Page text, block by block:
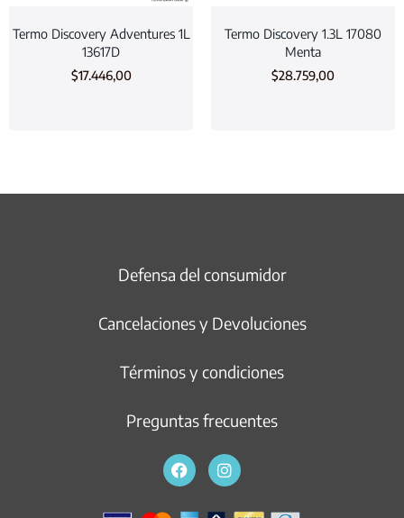
Termo Discovery Adventures 1L
13617D
$17.446,00
Termo Discovery 1.3L 17080
Menta
$28.759,00
Defensa del consumidor
Cancelaciones y Devoluciones
Términos y condiciones
Preguntas frecuentes